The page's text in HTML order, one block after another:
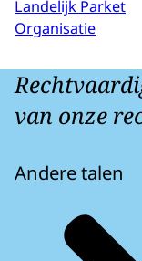
Landelijk Parket
Organisatie
van onze
Andere talen